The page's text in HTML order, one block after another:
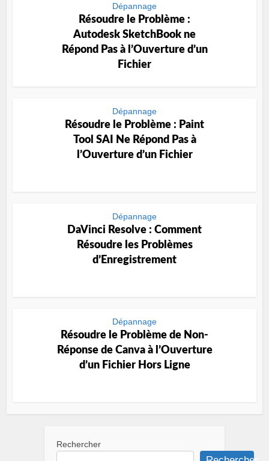
Dépannage
Résoudre le Problème :
Autodesk SketchBook ne
Répond Pas à l’Ouverture d’un
Fichier
Dépannage
Résoudre le Problème : Paint
Tool SAI Ne Répond Pas à
l’Ouverture d’un Fichier
Dépannage
DaVinci Resolve : Comment
Résoudre les Problèmes
d’Enregistrement
Dépannage
Résoudre le Problème de Non-
Réponse de Canva à l’Ouverture
d’un Fichier Hors Ligne
Rechercher